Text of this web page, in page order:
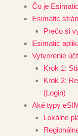
Čo je
Esimatic
Prečo si
Esimatic
Vytvorenie
Krok 1:
Krok 2:
(Login)
Aké typy
Lokálne